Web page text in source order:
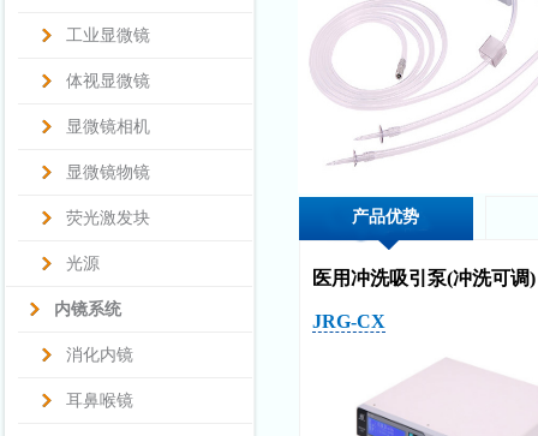
工业显微镜
体视显微镜
显微镜相机
显微镜物镜
荧光激发块
光源
内镜系统
消化内镜
耳鼻喉镜
产品优势
医用冲洗吸引泵(冲洗可调)
JRG-CX